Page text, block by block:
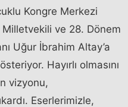
Kongre Merkezi
Milletvekili ve 28. Dönem
Uğur İbrahim Altay’a
Hayırlı olmasını
vizyonu,
Eserlerimizle,